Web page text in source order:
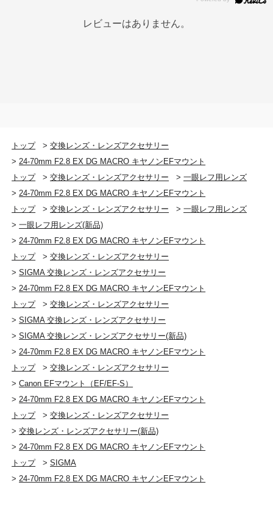
レビューはありません。
トップ >交換レンズ・レンズアクセサリー
>24-70mm F2.8 EX DG MACRO キヤノンEFマウント
トップ
>交換レンズ・レンズアクセサリー >一眼レフ用レンズ
>24-70mm F2.8 EX DG MACRO キヤノンEFマウント
トップ
>交換レンズ・レンズアクセサリー >一眼レフ用レンズ
>一眼レフ用レンズ(新品)
>24-70mm F2.8 EX DG MACRO キヤノンEFマウント
トップ
>交換レンズ・レンズアクセサリー
>SIGMA 交換レンズ・レンズアクセサリー
>24-70mm F2.8 EX DG MACRO キヤノンEFマウント
トップ
>交換レンズ・レンズアクセサリー
>SIGMA 交換レンズ・レンズアクセサリー
>SIGMA 交換レンズ・レンズアクセサリー(新品)
>24-70mm F2.8 EX DG MACRO キヤノンEFマウント
トップ
>交換レンズ・レンズアクセサリー
>Canon EFマウント（EF/EF-S）
>24-70mm F2.8 EX DG MACRO キヤノンEFマウント
トップ
>交換レンズ・レンズアクセサリー
>交換レンズ・レンズアクセサリー(新品)
>24-70mm F2.8 EX DG MACRO キヤノンEFマウント
トップ
>SIGMA
>24-70mm F2.8 EX DG MACRO キヤノンEFマウント